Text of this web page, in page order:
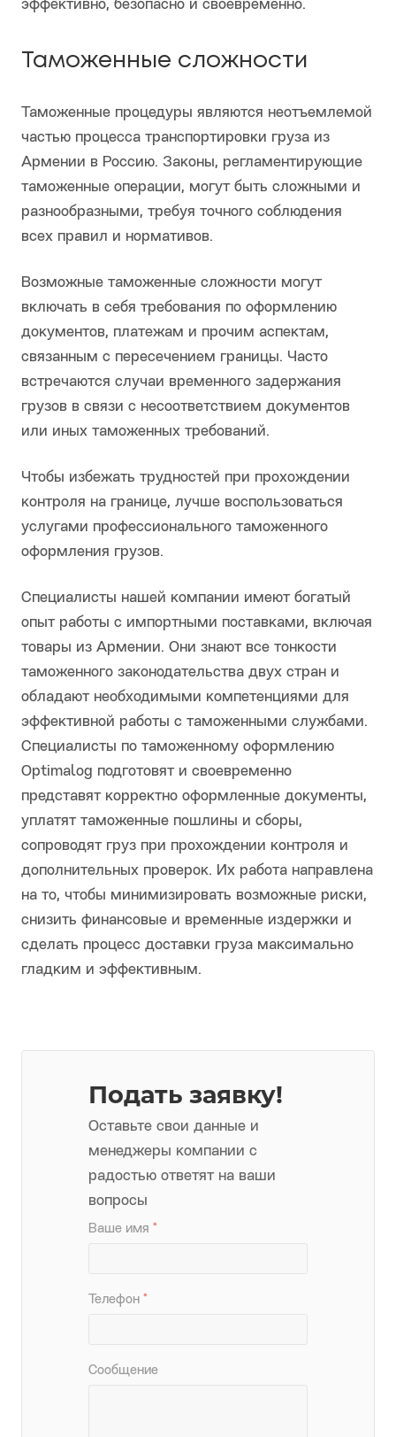
эффективно, безопасно и своевременно.
Таможенные сложности
Таможенные процедуры являются неотъемлемой
частью процесса транспортировки груза из
Армении в Россию. Законы, регламентирующие
таможенные операции, могут быть сложными и
разнообразными, требуя точного соблюдения
всех правил и нормативов.
Возможные таможенные сложности могут
включать в себя требования по оформлению
документов, платежам и прочим аспектам,
связанным с пересечением границы. Часто
встречаются случаи временного задержания
грузов в связи с несоответствием документов
или иных таможенных требований.
Чтобы избежать трудностей при прохождении
контроля на границе, лучше воспользоваться
услугами профессионального таможенного
оформления грузов.
Специалисты нашей компании имеют богатый
опыт работы с импортными поставками, включая
товары из Армении. Они знают все тонкости
таможенного законодательства двух стран и
обладают необходимыми компетенциями для
эффективной работы с таможенными службами.
Специалисты по таможенному оформлению
Optimalog подготовят и своевременно
представят корректно оформленные документы,
уплатят таможенные пошлины и сборы,
сопроводят груз при прохождении контроля и
дополнительных проверок. Их работа направлена
на то, чтобы минимизировать возможные риски,
снизить финансовые и временные издержки и
сделать процесс доставки груза максимально
гладким и эффективным.
Подать заявку!
Оставьте свои данные и
менеджеры компании с
радостью ответят на ваши
вопросы
Ваше имя *
Телефон *
Сообщение